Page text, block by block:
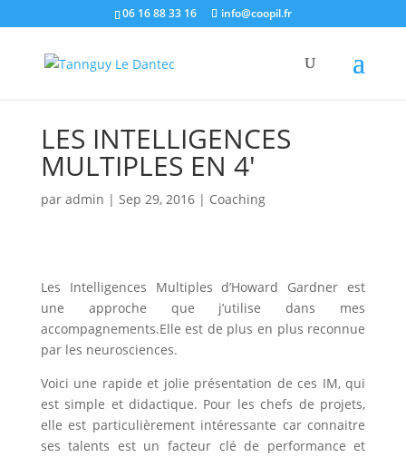
06 16 88 33 16 info@coopil.fr
LES INTELLIGENCES
MULTIPLES EN 4′
par admin | Sep 29, 2016| Coaching
Les Intelligences Multiples d’Howard Gardner est
une approche que j’utilise dans mes
accompagnements.Elle est de plus en plus reconnue
par les neurosciences.
Voici une rapide et jolie présentation de ces IM, qui
est simple et didactique. Pour les chefs de projets,
elle est particulièrement intéressante car connaitre
ses talents est un facteur clé de performance et